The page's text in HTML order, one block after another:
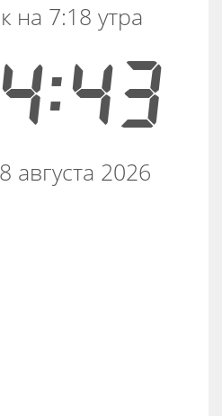
на 7:18 утра
августа 2026